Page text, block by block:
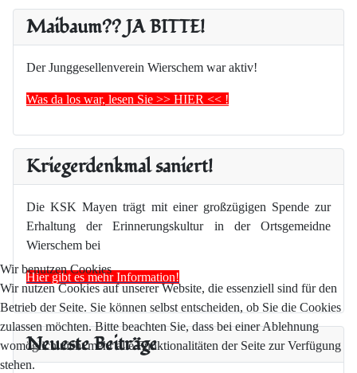
Maibaum?? JA BITTE!
Der Junggesellenverein Wierschem war aktiv!
Was da los war, lesen Sie >> HIER << !
Kriegerdenkmal saniert!
Die KSK Mayen trägt mit einer großzügigen Spende zur
Erhaltung der Erinnerungskultur in der Ortsgemeidne
Wierschem bei
Hier gibt es mehr Information!
Neueste Beiträge
Wir benutzen Cookies
Wir nutzen Cookies auf unserer Website, die essenziell sind für den
Betrieb der Seite. Sie können selbst entscheiden, ob Sie die Cookies
zulassen möchten. Bitte beachten Sie, dass bei einer Ablehnung
womöglich nicht mehr alle Funktionalitäten der Seite zur Verfügung
stehen.